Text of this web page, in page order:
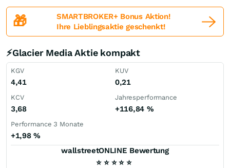
🎁
SMARTBROKER+ Bonus Aktion!
Ihre Lieblingsaktie geschenkt!
⚡Glacier Media Aktie kompakt
KGV
4,41
KUV
0,21
KCV
3,68
Jahresperformance
+116,84 %
Performance 3 Monate
+1,98%
wallstreetONLINE Bewertung
⭐ ⭐ ⭐ ⭐ ⭐